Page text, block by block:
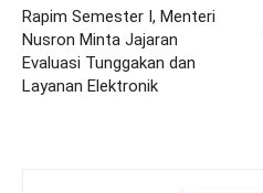
Rapim Semester I, Menteri
Nusron Minta Jajaran
Evaluasi Tunggakan dan
Layanan Elektronik